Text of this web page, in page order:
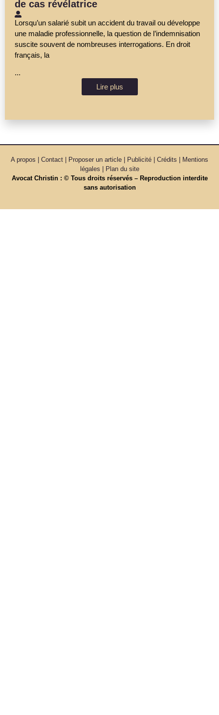
de cas révélatrice
Lorsqu’un salarié subit un accident du travail ou développe
une maladie professionnelle, la question de l’indemnisation
suscite souvent de nombreuses interrogations. En droit
français, la
...
Lire plus
A propos | Contact | Proposer un article | Publicité | Crédits | Mentions
légales |
Plan du site
Avocat Christin : © Tous droits réservés – Reproduction interdite
sans autorisation